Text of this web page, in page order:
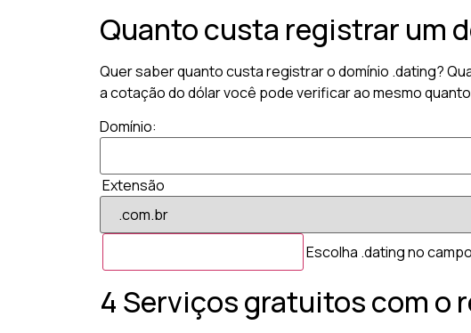
Quanto custa registrar um
Quer saber quanto custa registrar o domínio .dating?
a cotação do dólar você pode verificar ao mesmo
Domínio:
Extensão
Escolha .dating no
4 Serviços gratuitos com o